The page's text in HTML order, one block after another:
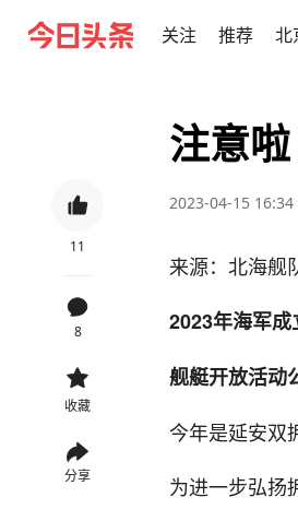
关注 推荐 北
11
8
收藏
分享
注意
2023-04-15 16:34
来源：北海舰
2023年海军成
舰艇开放活动
今年是延安双
为进一步弘扬